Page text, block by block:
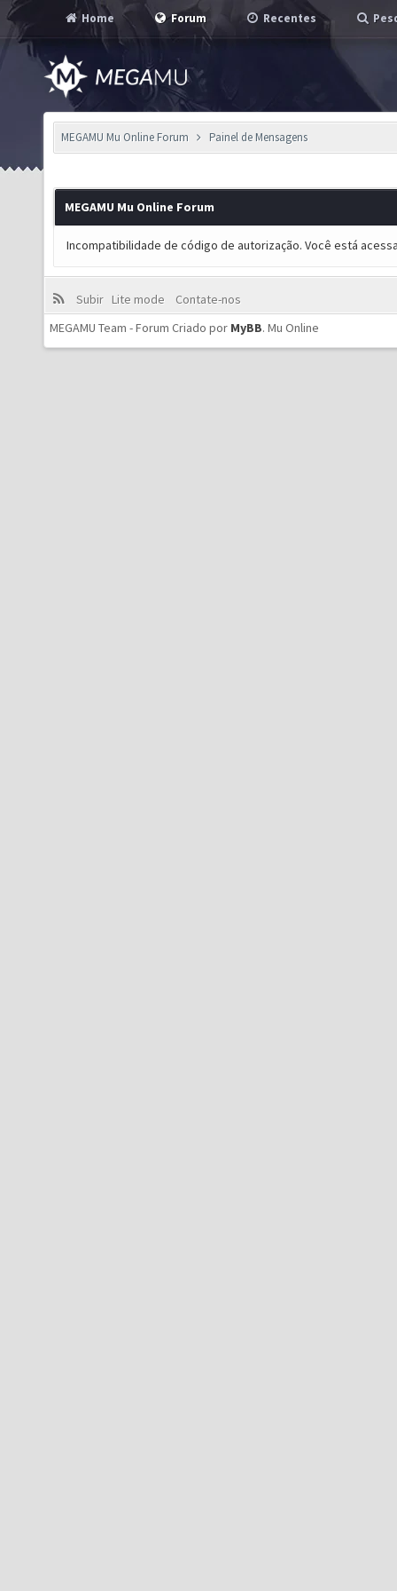
Home Forum Recentes
MEGAMU Mu Online Forum Painel de Mensagens
MEGAMU Mu Online Forum
Incompatibilidade de código de autorização. Você está
Subir Lite mode
Contate-nos
MEGAMU Team - Forum Criado por MyBB. Mu Online